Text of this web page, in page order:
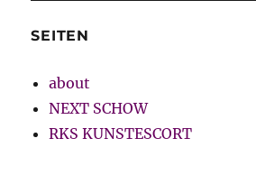
SEITEN
about
NEXT SCHOW
RKS KUNSTESCORT